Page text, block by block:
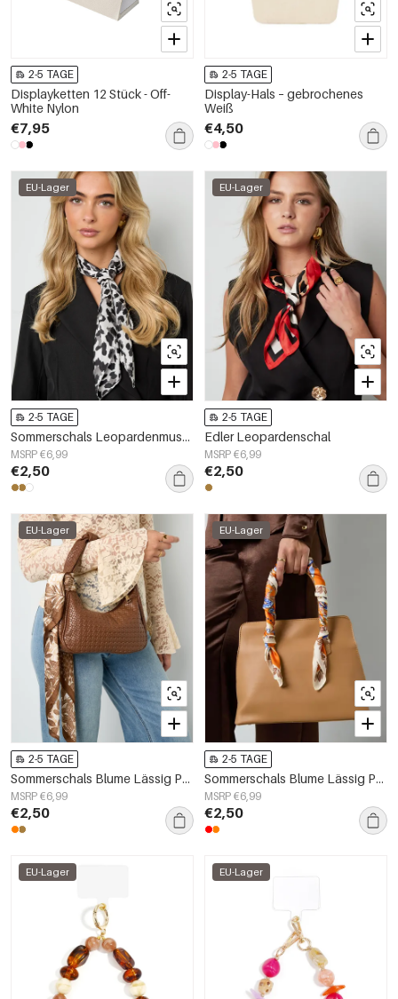
2-5 TAGE
Displayketten 12 Stück - Off-
White Nylon
€7,95
2-5 TAGE
Display-Hals – gebrochenes
Weiß
€4,50
EU-Lager
2-5 TAGE
Sommerschals Leopardenmuster Lässig Polyester Tägliche Accessoires
MSRP €6,99
€2,50
EU-Lager
2-5 TAGE
Edler Leopardenschal
MSRP €6,99
€2,50
EU-Lager
2-5 TAGE
Sommerschals Blume Lässig Polyester Täglich Accessoires
MSRP €6,99
€2,50
EU-Lager
2-5 TAGE
Sommerschals Blume Lässig Polyester Täglich Accessoires
MSRP €6,99
€2,50
EU-Lager EU-Lager